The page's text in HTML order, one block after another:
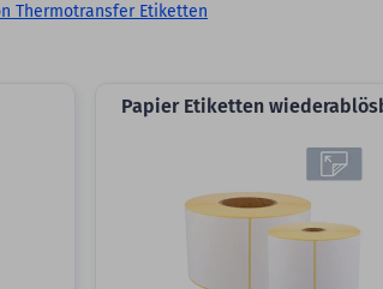
Thermotransfer Etiketten
Papier Etiketten